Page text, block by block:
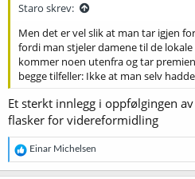
Staro skrev:
Men det er vel slik at man tar igjen
fordi man stjeler damene til de
kommer noen utenfra og tar
begge tilfeller: Ikke at man selv
Et sterkt innlegg i oppfølgingen
flasker for videreformidling
R
e
a
Einar Michelsen